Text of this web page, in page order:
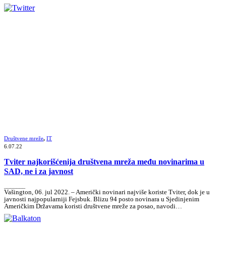
Društvene mreže, IT
6.07.22
Tviter najkorišćenija društvena mreža među novinarima u
SAD, ne i za javnost
Vašington, 06. jul 2022. – Američki novinari najviše koriste Tviter, dok je u
javnosti najpopularniji Fejsbuk. Blizu 94 posto novinara u Sjedinjenim
Američkim Državama koristi društvene mreže za posao, navodi…